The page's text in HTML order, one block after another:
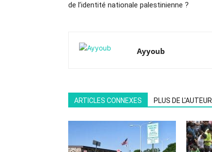
de l’identité nationale palestinienne ?
Ayyoub
ARTICLES CONNEXES PLUS DE L'AUTEUR